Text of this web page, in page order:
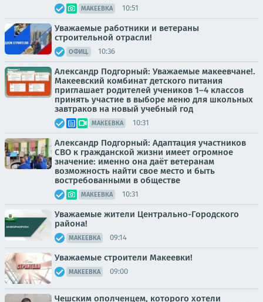
МАКЕЕВКА 10:51
Уважаемые работники и ветераны
строительной отрасли!
ОФИЦ. 10:36
Александр Подгорный: Уважаемые макеевчане!.
Макеевский комбинат детского питания
приглашает родителей учеников 1–4 классов
принять участие в выборе меню для школьных
завтраков на новый учебный год
МАКЕЕВКА 10:31
Александр Подгорный: Адаптация участников
СВО к гражданской жизни имеет огромное
значение: именно она даёт ветеранам
возможность найти свое место и быть
востребованными в обществе
МАКЕЕВКА 10:31
Уважаемые жители Центрально-Городского
района!
МАКЕЕВКА 09:14
Уважаемые строители Макеевки!
МАКЕЕВКА 09:00
Чешским ополченцем, которого хотели